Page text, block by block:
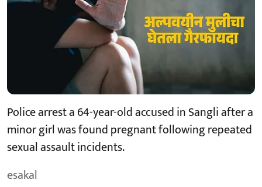
Police arrest a 64-year-old accused in Sangli after a
minor girl was found pregnant following repeated
sexual assault incidents.
esakal